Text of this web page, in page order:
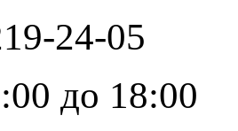
24-05
до 18:00